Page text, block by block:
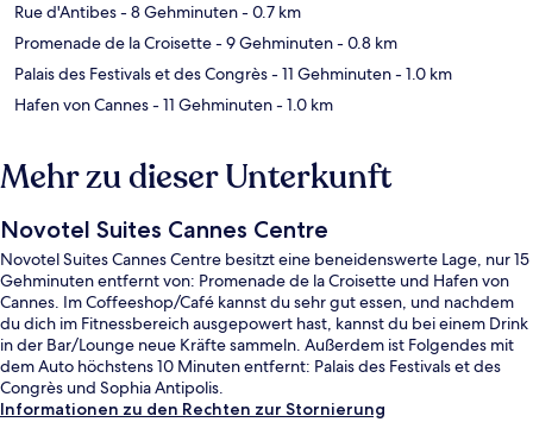
Rue d'Antibes- 8 Gehminuten- 0.7 km
Promenade de la Croisette- 9 Gehminuten- 0.8 km
Palais des Festivals et des Congrès- 11 Gehminuten- 1.0 km
Hafen von Cannes- 11 Gehminuten- 1.0 km
Mehr zu dieser Unterkunft
Novotel Suites Cannes Centre
Novotel Suites Cannes Centre besitzt eine beneidenswerte Lage, nur 15
Gehminuten entfernt von: Promenade de la Croisette und Hafen von
Cannes. Im Coffeeshop/Café kannst du sehr gut essen, und nachdem
du dich im Fitnessbereich ausgepowert hast, kannst du bei einem Drink
in der Bar/Lounge neue Kräfte sammeln. Außerdem ist Folgendes mit
dem Auto höchstens 10 Minuten entfernt: Palais des Festivals et des
Congrès und Sophia Antipolis.
Informationen zu den Rechten zur Stornierung